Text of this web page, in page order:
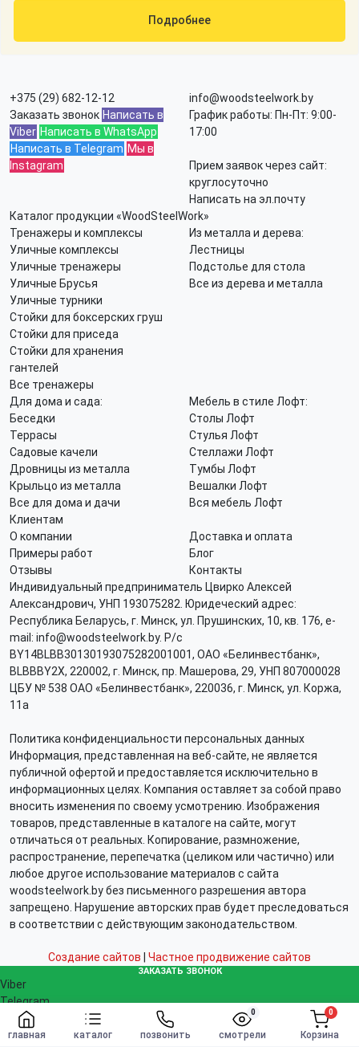
главная каталог смотрели
0
позвонить Корзина
0
Заказать
Подробнее
+375 (29) 682-12-12
Заказать звонок Написать в
Viber Написать в WhatsApp
Написать в Telegram Мы в
Instagram
info@woodsteelwork.by
График работы: Пн-Пт: 9:00-
17:00
Прием заявок через сайт:
круглосуточно
Написать на эл.почту
Каталог продукции «WoodSteelWork»
Тренажеры и комплексы
Уличные комплексы
Уличные тренажеры
Уличные Брусья
Уличные турники
Стойки для боксерских груш
Стойки для приседа
Стойки для хранения
гантелей
Все тренажеры
Из металла и дерева:
Лестницы
Подстолье для стола
Все из дерева и металла
Для дома и сада:
Беседки
Террасы
Садовые качели
Дровницы из металла
Крыльцо из металла
Все для дома и дачи
Мебель в стиле Лофт:
Столы Лофт
Стулья Лофт
Стеллажи Лофт
Тумбы Лофт
Вешалки Лофт
Вся мебель Лофт
Клиентам
О компании
Доставка и оплата
Примеры работ
Блог
Отзывы
Контакты
Индивидуальный предприниматель Цвирко Алексей
Александрович, УНП 193075282. Юридеческий адрес:
Республика Беларусь, г. Минск, ул. Прушинских, 10, кв. 176, e-
mail: info@woodsteelwork.by. Р/с
BY14BLBB30130193075282001001, ОАО «Белинвестбанк»,
BLBBBY2X, 220002, г. Минск, пр. Машерова, 29, УНП 807000028
ЦБУ № 538 ОАО «Белинвестбанк», 220036, г. Минск, ул. Коржа,
11а
Политика конфиденциальности персональных данных
Информация, представленная на веб-сайте, не является
публичной офертой и предоставляется исключительно в
информационных целях. Компания оставляет за собой право
вносить изменения по своему усмотрению. Изображения
товаров, представленные в каталоге на сайте, могут
отличаться от реальных. Копирование, размножение,
распространение, перепечатка (целиком или частично) или
любое другое использование материалов с сайта
woodsteelwork.by без письменного разрешения автора
запрещено. Нарушение авторских прав будет преследоваться
в соответствии с действующим законодательством.
Создание сайтов Частное продвижение сайтов
ЗАКАЗАТЬ ЗВОНОК
Viber
Telegram
WhatsApp
info@woodsteelwork.by